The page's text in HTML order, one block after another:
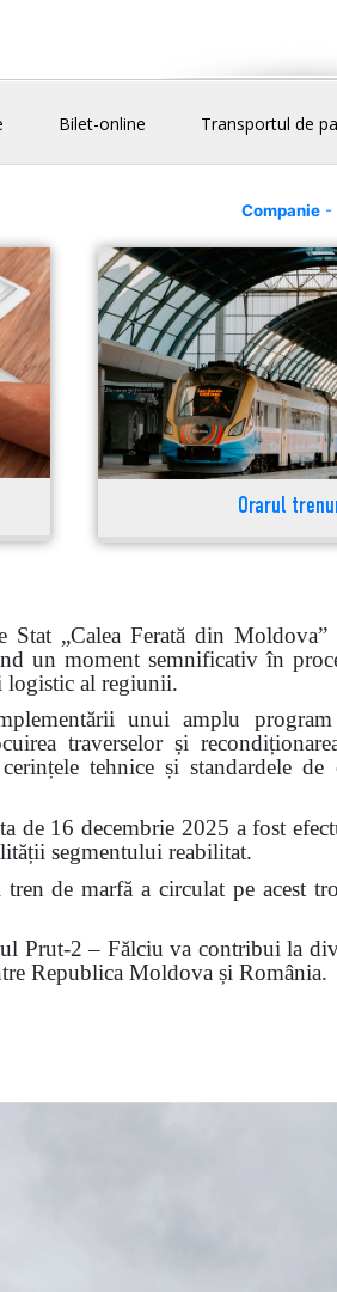
Bilet-online Transportul de
Companie-
Orarul
„Calea Ferată din
un moment semnificativ în
logistic al regiunii.
unui amplu
traverselor și
tehnice și standardele
de 16 decembrie 2025 a fost
segmentului reabilitat.
de marfă a circulat pe acest
Prut-2 – Fălciu va contribui la
Republica Moldova și România.